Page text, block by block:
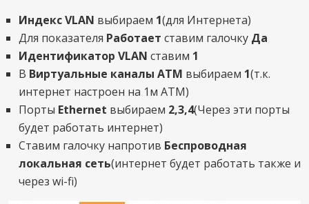
Индекс VLAN выбираем 1(для Интернета)
Для показателя Работает ставим галочку Да
Идентификатор VLAN ставим 1
В Виртуальные каналы АТМ выбираем 1(т.к.
интернет настроен на 1м АТМ)
Порты Ethernet выбираем 2,3,4(Через эти порты
будет работать интернет)
Ставим галочку напротив Беспроводная
локальная сеть(интернет будет работать также и
через wi-fi)